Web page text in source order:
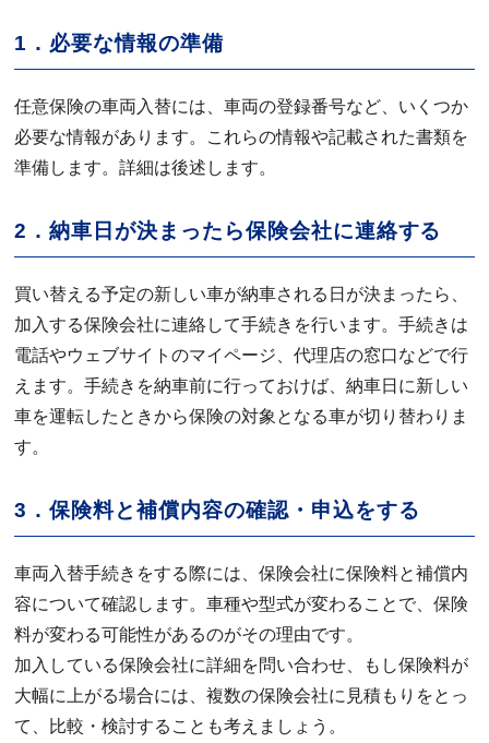
1．必要な情報の準備
任意保険の車両入替には、車両の登録番号など、いくつか
必要な情報があります。これらの情報や記載された書類を
準備します。詳細は後述します。
2．納車日が決まったら保険会社に連絡する
買い替える予定の新しい車が納車される日が決まったら、
加入する保険会社に連絡して手続きを行います。手続きは
電話やウェブサイトのマイページ、代理店の窓口などで行
えます。手続きを納車前に行っておけば、納車日に新しい
車を運転したときから保険の対象となる車が切り替わりま
す。
3．保険料と補償内容の確認・申込をする
車両入替手続きをする際には、保険会社に保険料と補償内
容について確認します。車種や型式が変わることで、保険
料が変わる可能性があるのがその理由です。
加入している保険会社に詳細を問い合わせ、もし保険料が
大幅に上がる場合には、複数の保険会社に見積もりをとっ
て、比較・検討することも考えましょう。